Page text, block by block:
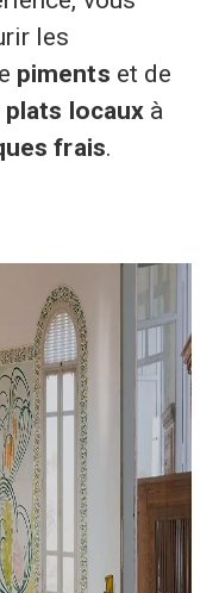
les
piments et de
plats locauxà
frais.